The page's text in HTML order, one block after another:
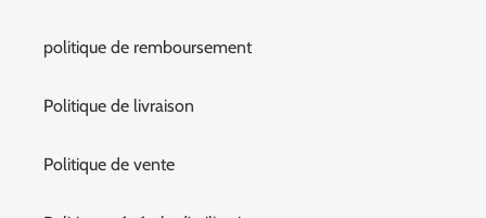
politique de remboursement
Politique de livraison
Politique de vente